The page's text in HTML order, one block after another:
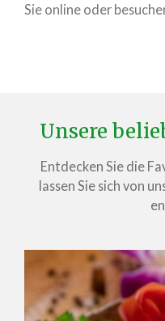
Sie online oder
Unsere
Entdecken Sie die
lassen Sie sich von